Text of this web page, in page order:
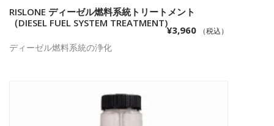
お買い物カゴに追加
RISLONE ディーゼル燃料系統トリートメント
（DIESEL FUEL SYSTEM TREATMENT)
¥3,960 （税込）
ディーゼル燃料系統の浄化